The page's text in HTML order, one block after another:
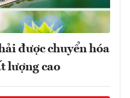
được chuyển hóa
lượng cao